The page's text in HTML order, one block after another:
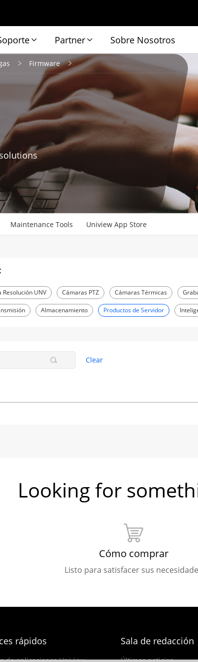
Partner Sobre Nosotros
Firmware
Maintenance Tools Uniview App Store
UNV Cámaras PTZ Cámaras Térmicas
Almacenamiento Productos de Servidor
Clear
Looking for
Cómo comprar
Listo para satisfacer sus
rápidos Sala de redacción